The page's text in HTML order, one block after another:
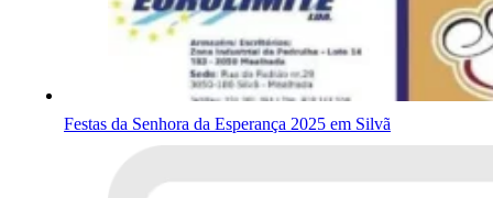
Festas da Senhora da Esperança 2025 em Silvã